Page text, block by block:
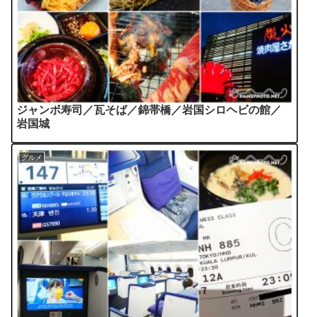
ジャンボ寿司／瓦そば／錦帯橋／岩国シロヘビの館／
岩国城
グルメ